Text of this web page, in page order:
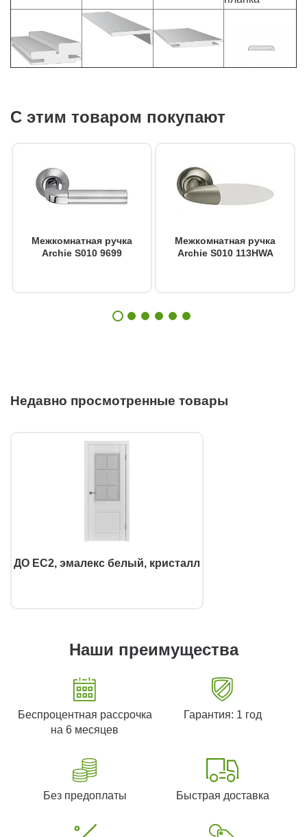
С этим товаром покупают
Межкомнатная ручка
Archie S010 9699
Межкомнатная ручка
Archie S010 113HWA
Недавно просмотренные товары
ДО EC2, эмалекс белый, кристалл
Наши преимущества
Беспроцентная рассрочка
на 6 месяцев
Гарантия: 1 год
Без предоплаты Быстрая доставка